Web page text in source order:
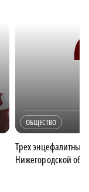
ОБЩЕСТВО
Трех
Нижегородской